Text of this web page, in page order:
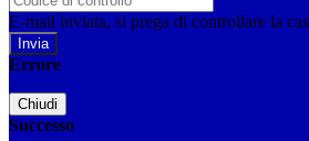
E-mail inviata, si prega di controllare la
Errore
Chiudi
Successo